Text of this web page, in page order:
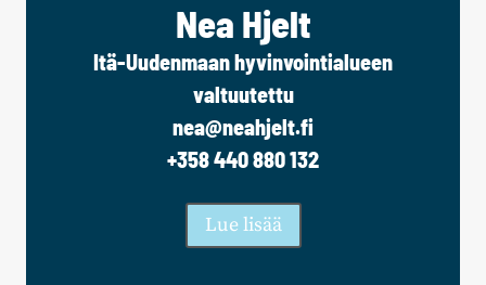
Nea Hjelt
Itä-Uudenmaan hyvinvointialueen
valtuutettu
nea@neahjelt.fi
+358 440 880 132
Lue lisää